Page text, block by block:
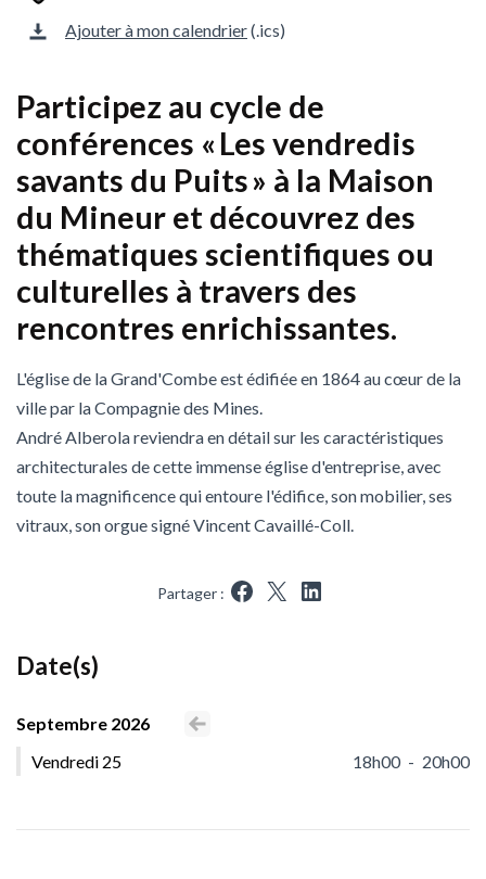
Date(s)
Voir le mois précédent
Septembre 2026
Vendredi 25
18h00 - 20h00
Ajouter à mon calendrier(.ics)
Participez au cycle de
conférences « Les vendredis
savants du Puits » à la Maison
du Mineur et découvrez des
thématiques scientifiques ou
culturelles à travers des
rencontres enrichissantes.
L'église de la Grand'Combe est édifiée en 1864 au cœur de la
ville par la Compagnie des Mines.
André Alberola reviendra en détail sur les caractéristiques
architecturales de cette immense église d'entreprise, avec
toute la magnificence qui entoure l'édifice, son mobilier, ses
vitraux, son orgue signé Vincent Cavaillé-Coll.
Partager : Partager sur Facebook
Partager sur X
Partager sur LinkedIn